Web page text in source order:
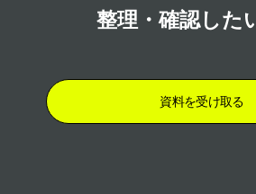
整理・確認した
資料を受け取る